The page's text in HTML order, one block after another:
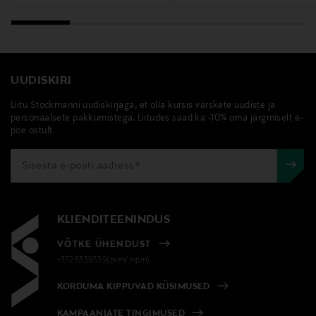
UUDISKIRI
Liitu Stockmanni uudiskirjaga, et olla kursis värskete uudiste ja
personaalsete pakkumistega. Liitudes saad ka -10% oma järgmiselt e-
poe ostult.
KLIENDITEENINDUS
VÕTKE ÜHENDUST
+372 6339539(pvm/mpm)
KORDUMA KIPPUVAD KÜSIMUSED
KAMPAANIATE TINGIMUSED